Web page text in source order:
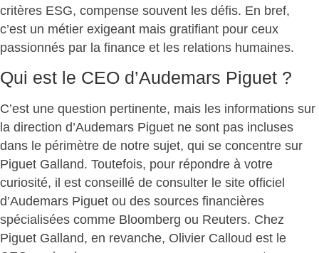
critères ESG, compense souvent les défis. En bref,
c’est un métier exigeant mais gratifiant pour ceux
passionnés par la finance et les relations humaines.
Qui est le CEO d’Audemars Piguet ?
C’est une question pertinente, mais les informations sur
la direction d’Audemars Piguet ne sont pas incluses
dans le périmètre de notre sujet, qui se concentre sur
Piguet Galland. Toutefois, pour répondre à votre
curiosité, il est conseillé de consulter le site officiel
d’Audemars Piguet ou des sources financières
spécialisées comme Bloomberg ou Reuters. Chez
Piguet Galland, en revanche, Olivier Calloud est le